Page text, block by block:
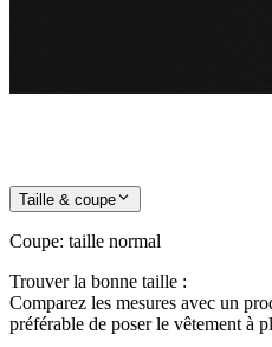
Taille & coupe
Coupe: taille normal
Trouver la bonne taille :
Comparez les mesures avec un
préférable de poser le vêtement à